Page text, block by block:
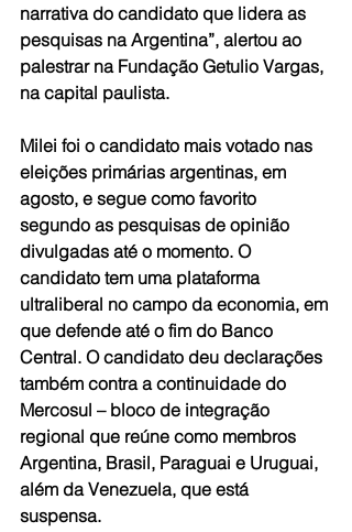
narrativa do candidato que lidera as
pesquisas na Argentina”, alertou ao
palestrar na Fundação Getulio Vargas,
na capital paulista.
Milei foi o candidato mais votado nas
eleições primárias argentinas, em
agosto, e segue como favorito
segundo as pesquisas de opinião
divulgadas até o momento. O
candidato tem uma plataforma
ultraliberal no campo da economia, em
que defende até o fim do Banco
Central. O candidato deu declarações
também contra a continuidade do
Mercosul – bloco de integração
regional que reúne como membros
Argentina, Brasil, Paraguai e Uruguai,
além da Venezuela, que está
suspensa.